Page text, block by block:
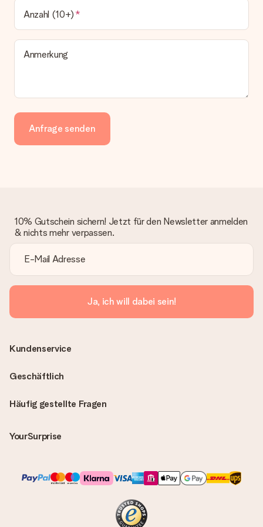
Anzahl (10+)
Anmerkung
Anfrage senden
10% Gutschein sichern! Jetzt für den Newsletter anmelden
& nichts mehr verpassen.
Ja, ich will dabei sein!
Häufig gestellte Fragen
YourSurprise
Kundenservice
Geschäftlich